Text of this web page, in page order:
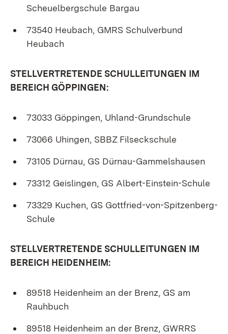
Scheuelbergschule Bargau
73540 Heubach, GMRS Schulverbund
Heubach
STELLVERTRETENDE SCHULLEITUNGEN IM
BEREICH GÖPPINGEN:
73033 Göppingen, Uhland-Grundschule
73066 Uhingen, SBBZ Filseckschule
73105 Dürnau, GS Dürnau-Gammelshausen
73312 Geislingen, GS Albert-Einstein-Schule
73329 Kuchen, GS Gottfried-von-Spitzenberg-
Schule
STELLVERTRETENDE SCHULLEITUNGEN IM
BEREICH HEIDENHEIM:
89518 Heidenheim an der Brenz, GS am
Rauhbuch
89518 Heidenheim an der Brenz, GWRRS